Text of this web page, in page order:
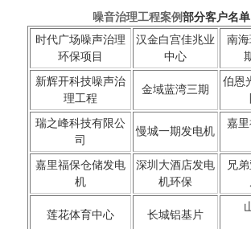
噪音治理工程案例部分客户名单
时代广场噪声治理
环保项目
汉金白宫佳兆业
中心
南
新辉开科技噪声治
理工程
金域蓝湾三期
伯恩
瑞之峰科技有限公
司
慢城一期发电机
嘉
嘉里福保仓储发电
机
深圳大酒店发电
机环保
兄
莲花体育中心 长城铝基片